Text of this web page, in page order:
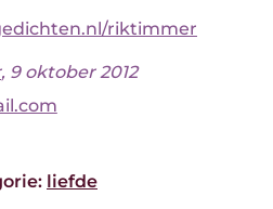
riktimmer
, 9 oktober 2012
liefde